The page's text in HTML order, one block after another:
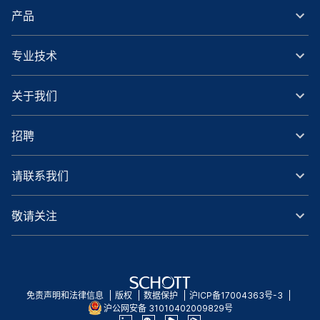
产品
专业技术
关于我们
招聘
请联系我们
敬请关注
免责声明和法律信息 版权 数据保护
沪ICP备17004363号-3
沪公网安备 31010402009829号